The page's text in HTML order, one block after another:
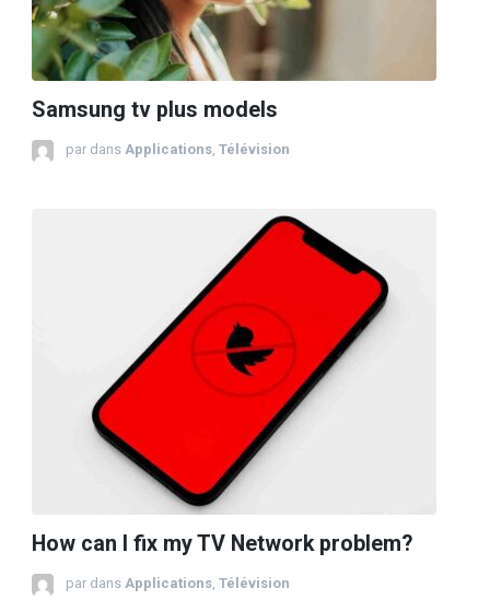
Samsung tv plus models
par dans Applications, Télévision
How can I fix my TV Network problem?
par dans Applications, Télévision